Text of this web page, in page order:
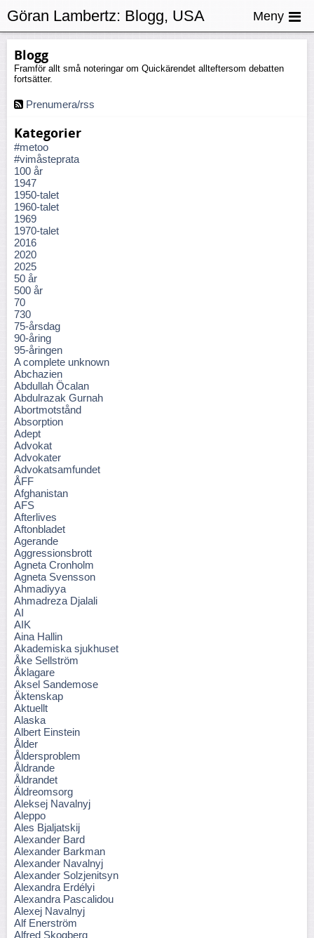
Blogg
Framför allt små noteringar om Quickärendet allteftersom debatten
fortsätter.
Prenumera/rss
Kategorier
#metoo
#vimåsteprata
100 år
1947
1950-talet
1960-talet
1969
1970-talet
2016
2020
2025
50 år
500 år
70
730
75-årsdag
90-åring
95-åringen
A complete unknown
Abchazien
Abdullah Öcalan
Abdulrazak Gurnah
Abortmotstånd
Absorption
Adept
Advokat
Advokater
Advokatsamfundet
ÅFF
Afghanistan
AFS
Afterlives
Aftonbladet
Agerande
Aggressionsbrott
Agneta Cronholm
Agneta Svensson
Ahmadiyya
Ahmadreza Djalali
AI
AIK
Aina Hallin
Akademiska sjukhuset
Åke Sellström
Åklagare
Aksel Sandemose
Äktenskap
Aktuellt
Alaska
Albert Einstein
Ålder
Åldersproblem
Åldrande
Åldrandet
Äldreomsorg
Aleksej Navalnyj
Aleppo
Ales Bjaljatskij
Alexander Bard
Alexander Barkman
Alexander Navalnyj
Alexander Solzjenitsyn
Alexandra Erdélyi
Alexandra Pascalidou
Alexej Navalnyj
Alf Enerström
Alfred Skogberg
Göran Lambertz: Blogg, USA Meny